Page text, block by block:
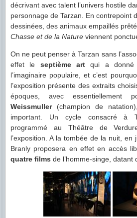
décrivant avec talent l’univers hostile
personnage de Tarzan. En contrepoint
dessinées, des animaux empaillés
Chasse et de la Nature viennent
On ne peut penser à Tarzan sans
effet le septième artqui a donné
l’imaginaire populaire, et c’est
l’exposition présente des extraits
époques, avec essentiellement
Weissmuller(champion de
important. Un cycle consacré à
programmé au Théâtre de
l’exposition. A la tombée de la nuit,
Branly proposera en effet en accès
quatre films de l’homme-singe, datant